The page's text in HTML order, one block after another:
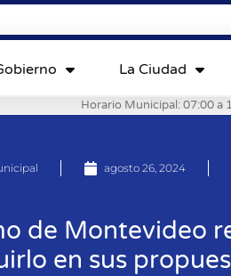
La Ciudad
Horario Municipal: 07:00 a
agosto 26, 2024
de Montevideo
en sus